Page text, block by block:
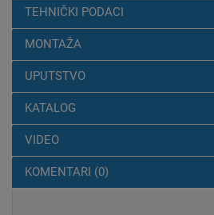
TEHNIČKI PODACI
MONTAŽA
UPUTSTVO
KATALOG
VIDEO
KOMENTARI (0)